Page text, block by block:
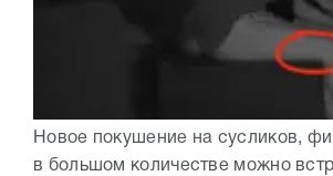
Новое покушение на сусликов,
в большом количестве можно